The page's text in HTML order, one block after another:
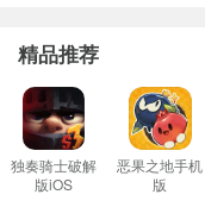
精品推荐
独奏骑士破解
版iOS
恶果之地手机
版